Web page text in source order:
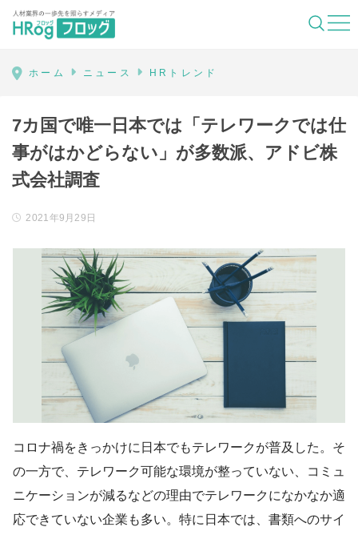
HRog | 人材業界の一歩先を照らすメディ
ホーム ニュース HRトレンド
7カ国で唯一日本では「テレワークでは仕
事がはかどらない」が多数派、アドビ株
式会社調査
2021年9月29日
コロナ禍をきっかけに日本でもテレワークが普及した。そ
の一方で、テレワーク可能な環境が整っていない、コミュ
ニケーションが減るなどの理由でテレワークになかなか適
応できていない企業も多い。特に日本では、書類へのサイ